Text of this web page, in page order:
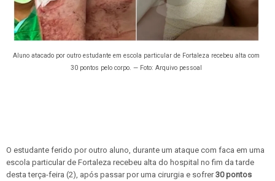
Aluno atacado por outro estudante em escola particular de Fortaleza recebeu alta com
30 pontos pelo corpo. — Foto: Arquivo pessoal
O estudante ferido por outro aluno, durante um ataque com faca em uma
escola particular de Fortaleza recebeu alta do hospital no fim da tarde
desta terça-feira (2), após passar por uma cirurgia e sofrer30 pontos